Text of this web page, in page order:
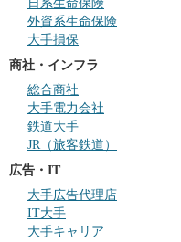
日系生命保険
外資系生命保険
大手損保
商社・インフラ
総合商社
大手電力会社
鉄道大手
JR（旅客鉄道）
広告・IT
大手広告代理店
IT大手
大手キャリア